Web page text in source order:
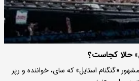
حالا کجاست؟
«گنگنام استایل» که سای، خواننده و رپر